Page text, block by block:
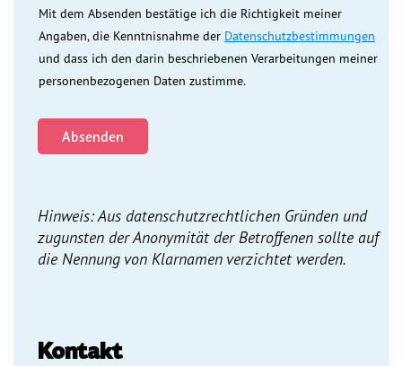
Newsletter
Fotos
u
n
g
n
i
h
v
ö
f
f
e
c
Mit dem Absenden bestätige ich die Richtigkeit meiner
Angaben, die Kenntnisnahme der Datenschutzbestimmungen
und dass ich den darin beschriebenen Verarbeitungen meiner
personenbezogenen Daten zustimme.
Absenden
Hinweis: Aus datenschutzrechtlichen Gründen und
zugunsten der Anonymität der Betroffenen sollte auf
die Nennung von Klarnamen verzichtet werden.
Kontakt